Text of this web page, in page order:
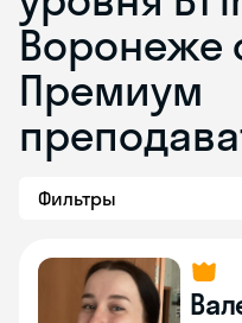
Воронеже
Премиум
Фильтры
Skyeng Chat